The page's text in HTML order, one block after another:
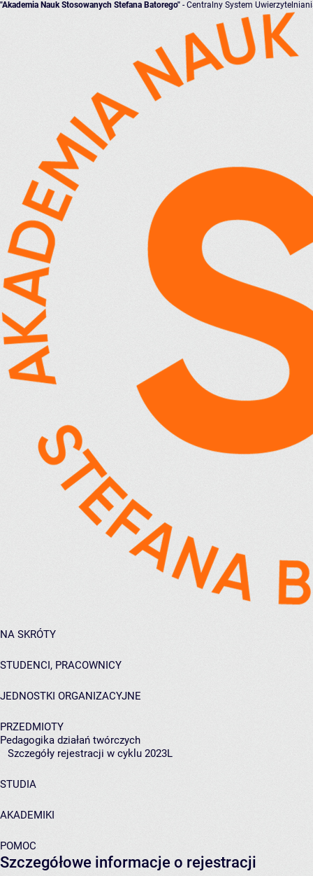
"Akademia Nauk Stosowanych Stefana Batorego" - Centralny System
NA SKRÓTY
STUDENCI, PRACOWNICY
JEDNOSTKI ORGANIZACYJNE
PRZEDMIOTY
Pedagogika działań twórczych
Szczegóły rejestracji w cyklu 2023L
STUDIA
AKADEMIKI
POMOC
Szczegółowe informacje o rejestracji